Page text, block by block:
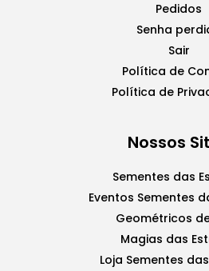
Nossos
Sementes das
Eventos Sementes
Geométricos
Magias das
Loja Sementes
Pedidos
Senha
Sair
Política de
Política de